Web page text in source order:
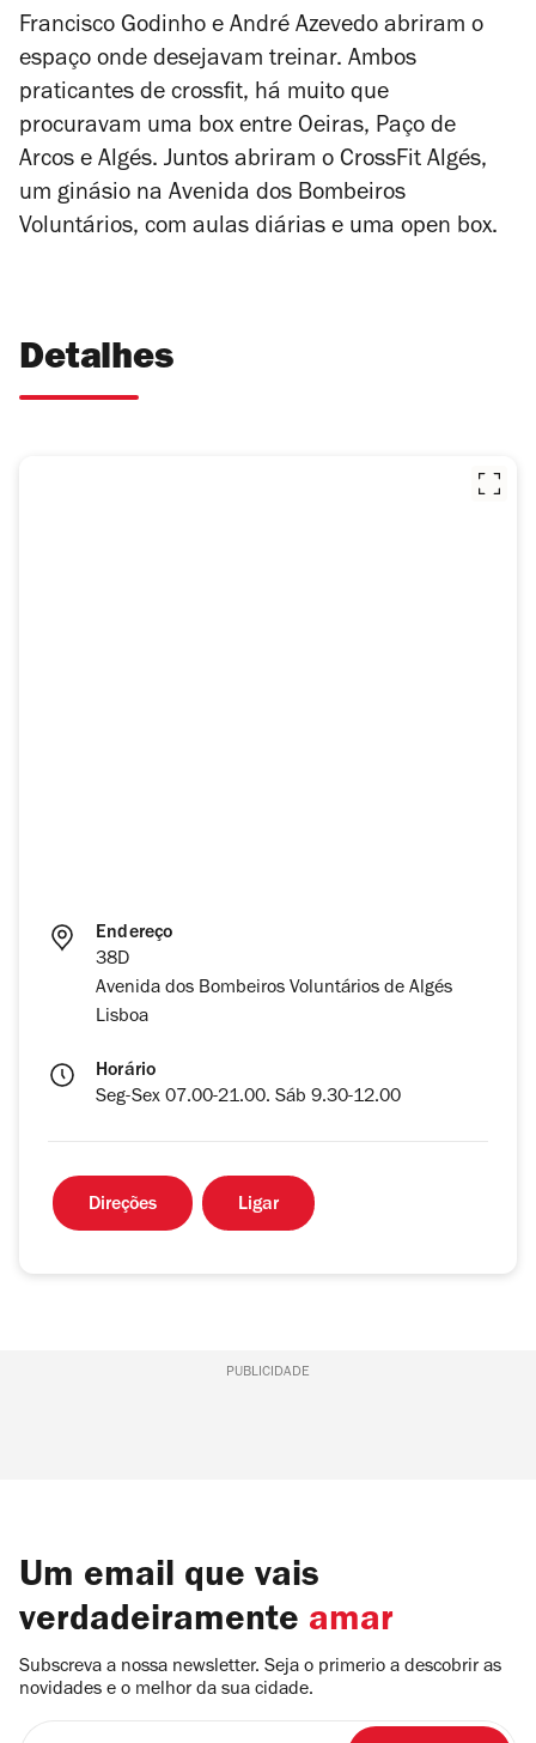
Francisco Godinho e André Azevedo abriram o
espaço onde desejavam treinar. Ambos
praticantes de crossfit, há muito que
procuravam uma box entre Oeiras, Paço de
Arcos e Algés. Juntos abriram o CrossFit Algés,
um ginásio na Avenida dos Bombeiros
Voluntários, com aulas diárias e uma open box.
Detalhes
Endereço
38D
Avenida dos Bombeiros Voluntários de Algés
Lisboa
Horário
Seg-Sex 07.00-21.00. Sáb 9.30-12.00
Direções Ligar
PUBLICIDADE
Um email que vais
verdadeiramente amar
Subscreva a nossa newsletter. Seja o primerio a descobrir as
novidades e o melhor da sua cidade.